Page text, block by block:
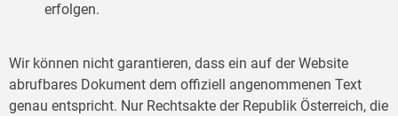
erfolgen.
Wir können nicht garantieren, dass ein auf der Website
abrufbares Dokument dem offiziell angenommenen Text
genau entspricht. Nur Rechtsakte der Republik Österreich, die